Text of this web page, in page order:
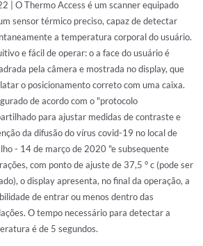
| O Thermo Access é um scanner equipado
sensor térmico preciso, capaz de detectar
a temperatura corporal do usuário.
e fácil de operar: o a face do usuário é
pela câmera e mostrada no display, que
o posicionamento correto com uma caixa.
de acordo com o "protocolo
para ajustar medidas de contraste e
da difusão do vírus covid-19 no local de
- 14 de março de 2020 "e subsequente
com ponto de ajuste de 37,5 ° c (pode ser
o display apresenta, no final da operação, a
de entrar ou menos dentro das
O tempo necessário para detectar a
é de 5 segundos.